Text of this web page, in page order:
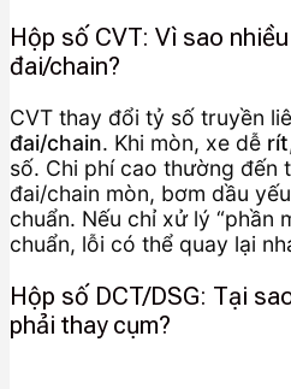
Hộp số CVT: Vì sao
đai/chain?
CVT thay đổi tỷ số truyền
đai/chain. Khi mòn, xe dễ rít
số. Chi phí cao thường đến
đai/chain mòn, bơm dầu
chuẩn. Nếu chỉ xử lý “phần
chuẩn, lỗi có thể quay lại
Hộp số DCT/DSG: Tại
phải thay cụm?